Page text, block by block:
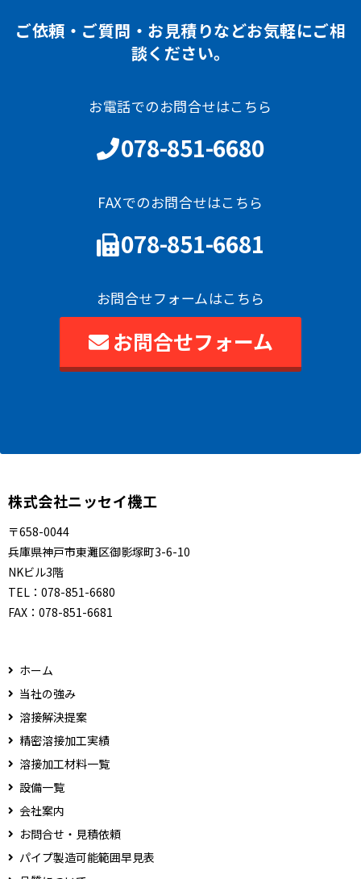
ご依頼・ご質問・お見積りなどお気軽にご相
談ください。
お電話でのお問合せはこちら
078-851-6680
FAXでのお問合せはこちら
078-851-6681
お問合せフォームはこちら
お問合せフォーム
株式会社ニッセイ機工
〒658-0044
兵庫県神戸市東灘区御影塚町3-6-10
NKビル3階
TEL： 078-851-6680
FAX： 078-851-6681
ホーム
当社の強み
溶接解決提案
精密溶接加工実績
溶接加工材料一覧
設備一覧
会社案内
お問合せ・見積依頼
パイプ製造可能範囲早見表